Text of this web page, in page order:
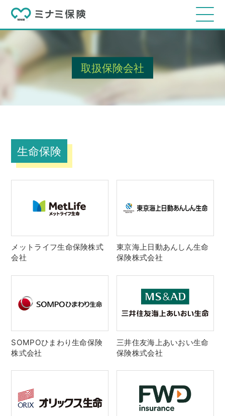
取扱保険会社
生命保険
メットライフ生命保険株式
会社
東京海上日動あんしん生命
保険株式会社
SOMPOひまわり生命保険
株式会社
三井住友海上あいおい生命
保険株式会社